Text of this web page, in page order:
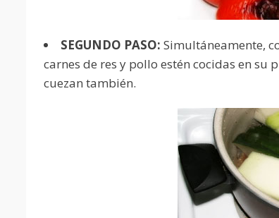
SEGUNDO PASO: Simultáneamente,
carnes de res y pollo estén cocidas en
cuezan también.